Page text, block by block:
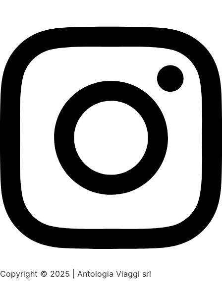
Copyright © 2025 | Antologia Viaggi srl